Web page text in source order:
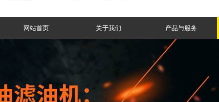
网站首页 关于我们 产品与服务